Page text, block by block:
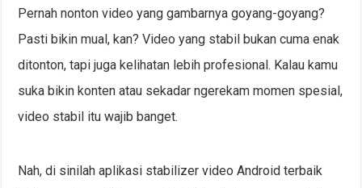
Pernah nonton video yang gambarnya goyang-goyang?
Pasti bikin mual, kan? Video yang stabil bukan cuma enak
ditonton, tapi juga kelihatan lebih profesional. Kalau kamu
suka bikin konten atau sekadar ngerekam momen spesial,
video stabil itu wajib banget.
Nah, di sinilah aplikasi stabilizer video Android terbaik